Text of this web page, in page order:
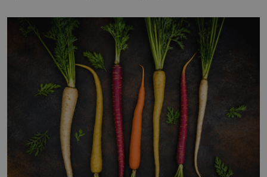
Je to opravdu tak, s věkem jako kdyby se paměť
rozhodla stávkovat. Cvičte